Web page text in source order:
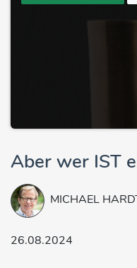
Aber wer IST
MICHAEL
26.08.2024